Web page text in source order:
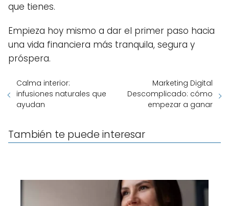
que tienes.
Empieza hoy mismo a dar el primer paso hacia
una vida financiera más tranquila, segura y
próspera.
Calma interior:
infusiones naturales que
ayudan
Marketing Digital
Descomplicado: cómo
empezar a ganar
También te puede interesar